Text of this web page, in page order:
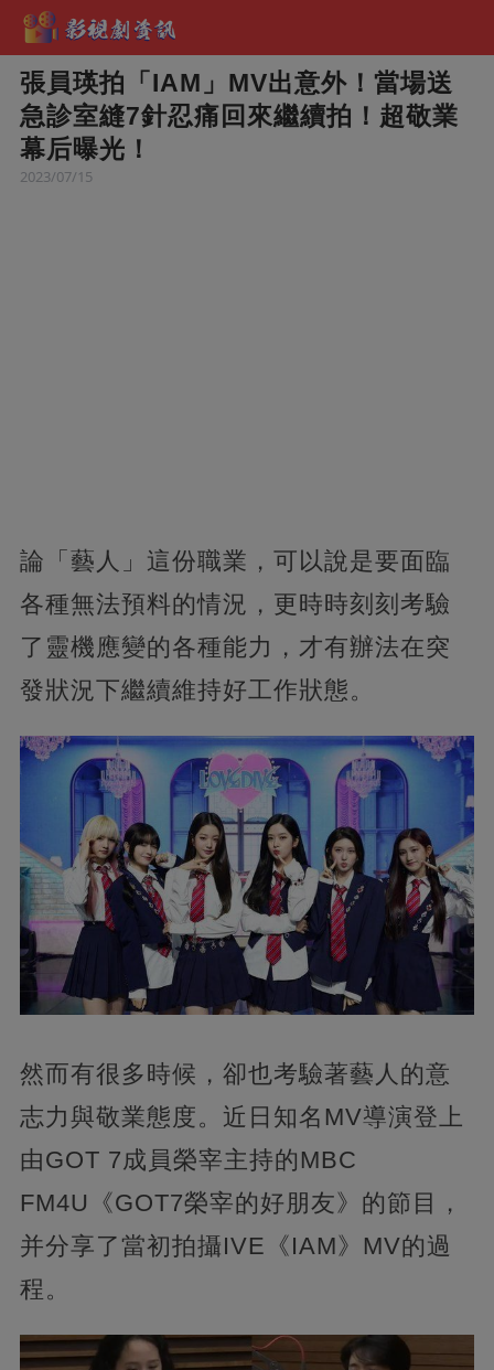
張員瑛拍「IAM」MV出意外！當場送
急診室縫7針忍痛回來繼續拍！超敬業
幕后曝光！
2023/07/15
論「藝人」這份職業，可以說是要面臨
各種無法預料的情況，更時時刻刻考驗
了靈機應變的各種能力，才有辦法在突
發狀況下繼續維持好工作狀態。
然而有很多時候，卻也考驗著藝人的意
志力與敬業態度。近日知名MV導演登上
由GOT 7成員榮宰主持的MBC
FM4U《GOT7榮宰的好朋友》的節目，
并分享了當初拍攝IVE《IAM》MV的過
程。